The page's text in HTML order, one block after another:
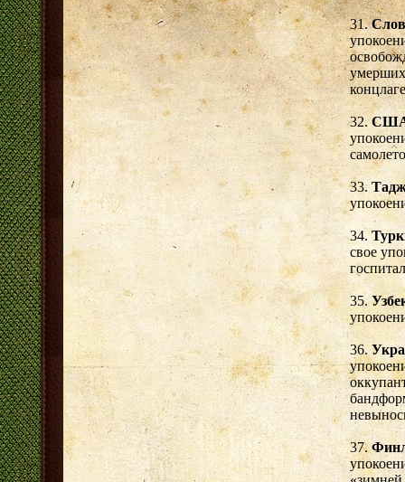
31.
32.
33.
34.
свое
35.
36.
37.